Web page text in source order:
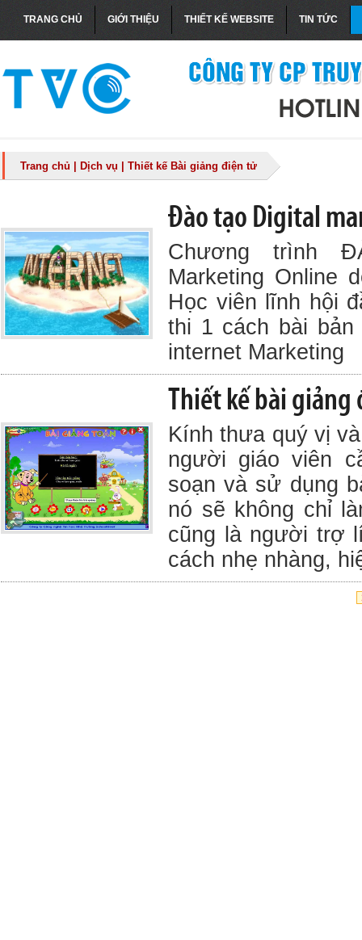
TRANG CHỦ GIỚI THIỆU THIẾT KẾ WEBSITE TIN TỨC
Trang chủ Dịch vụ Thiết kế Bài giảng điện tử
Đào tạo Digital
Chương trình
Marketing Online
Học viên lĩnh hội
thi 1 cách bài bản
internet Marketing
Thiết kế bài
Kính thưa quý vị
người giáo viên
soạn và sử dụng
nó sẽ không chỉ
cũng là người trợ
cách nhẹ nhàng,